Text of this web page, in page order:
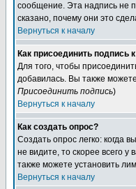
сообщение. Эта надпись не
сказано, почему они это
Вернуться к началу
Как присоединить
Для того, чтобы
добавилась. Вы также
Присоединить подпись)
Вернуться к началу
Как создать опрос?
Создать опрос легко: когда
не видите, то скорее всего
также можете установить
Вернуться к началу